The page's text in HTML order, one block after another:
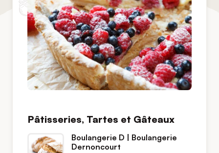
Pâtisseries, Tartes et Gâteaux
Boulangerie D | Boulangerie
Dernoncourt